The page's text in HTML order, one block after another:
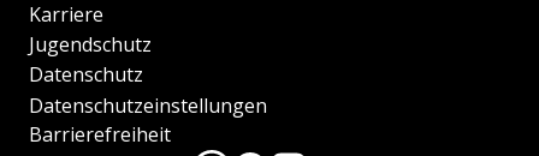
Karriere
Jugendschutz
Datenschutz
Datenschutzeinstellungen
Barrierefreiheit